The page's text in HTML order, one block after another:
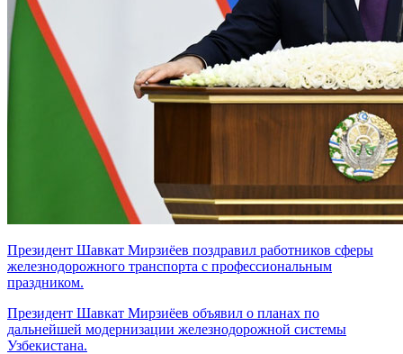
Президент Шавкат Мирзиёев поздравил работников сферы
железнодорожного транспорта с профессиональным
праздником.
Президент Шавкат Мирзиёев объявил о планах по
дальнейшей модернизации железнодорожной системы
Узбекистана.